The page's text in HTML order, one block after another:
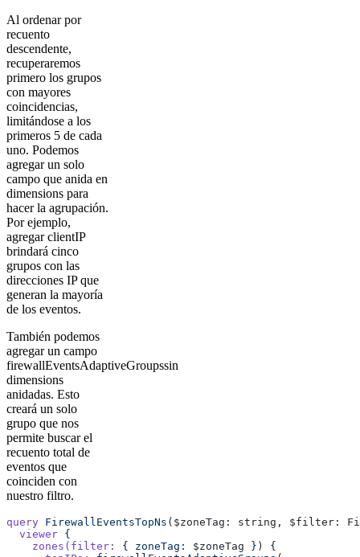
Al ordenar por
recuento
descendente,
recuperaremos
primero los grupos
con mayores
coincidencias,
limitándose a los
primeros 5 de cada
uno. Podemos
agregar un solo
campo que anida en
dimensions para
hacer la agrupación.
Por ejemplo,
agregar clientIP
brindará cinco
grupos con las
direcciones IP que
generan la mayoría
de los eventos.
También podemos
agregar un campo
firewallEventsAdaptiveGroupssin
dimensions
anidadas. Esto
creará un solo
grupo que nos
permite buscar el
recuento total de
eventos que
coinciden con
nuestro filtro.
query FirewallEventsTopNs ($zoneTag: string, $filter:
  viewer
{
    zones(filter:
{ zoneTag: $zoneTag } ) {